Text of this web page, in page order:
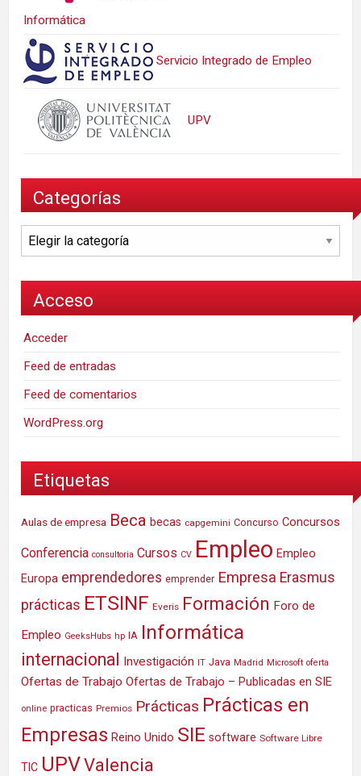
Informática
Servicio Integrado de Empleo
UPV
Categorías
Categorías
Acceso
Acceder
Feed de entradas
Feed de comentarios
WordPress.org
Etiquetas
Aulas de empresa Beca becas capgemini Concurso Concursos
Conferencia consultoria Cursos CV Empleo Empleo
Europa emprendedores emprender Empresa Erasmus
prácticas ETSINF Everis Formación Foro de
Empleo GeeksHubs hp IA Informática
internacional Investigación IT Java Madrid Microsoft oferta
Ofertas de Trabajo Ofertas de Trabajo – Publicadas en SIE
online practicas Premios Prácticas Prácticas en
Empresas Reino Unido SIE software Software Libre
TIC UPVValencia